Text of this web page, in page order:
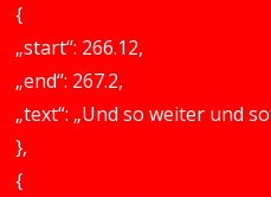
{
„start“: 266.12,
„end“: 267.2,
„text“: „Und so weiter und
},
{